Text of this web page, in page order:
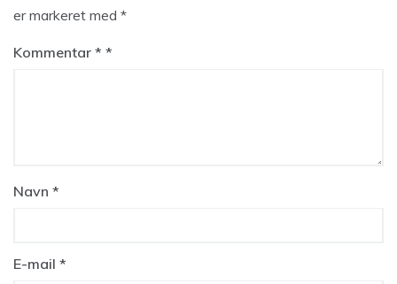
er markeret med *
Kommentar *
Navn *
E-mail *